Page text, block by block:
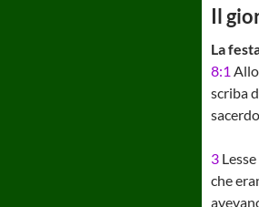
Il
La
8:1
scriba
3
che